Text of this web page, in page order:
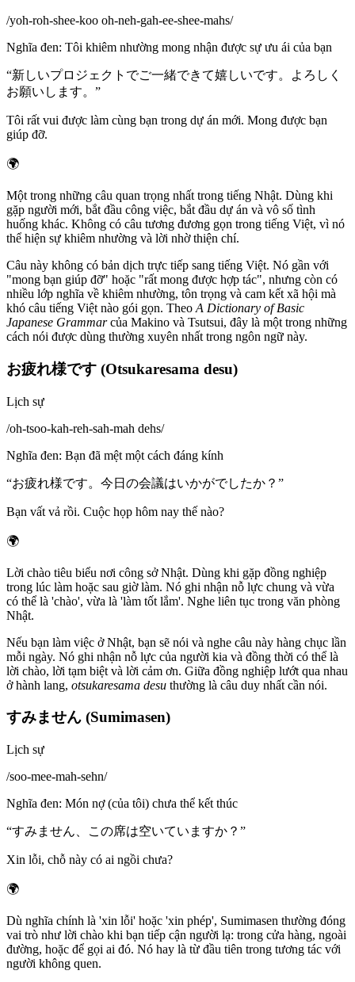
/yoh-roh-shee-koo oh-neh-gah-ee-shee-mahs/
Nghĩa đen: Tôi khiêm nhường mong nhận được sự ưu ái của bạn
“新しいプロジェクトでご一緒できて嬉しいです。よろしく
お願いします。 ”
Tôi rất vui được làm cùng bạn trong dự án mới. Mong được bạn
giúp đỡ.
🌍
Một trong những câu quan trọng nhất trong tiếng Nhật. Dùng khi
gặp người mới, bắt đầu công việc, bắt đầu dự án và vô số tình
huống khác. Không có câu tương đương gọn trong tiếng Việt, vì nó
thể hiện sự khiêm nhường và lời nhờ thiện chí.
Câu này không có bản dịch trực tiếp sang tiếng Việt. Nó gần với
"mong bạn giúp đỡ" hoặc "rất mong được hợp tác", nhưng còn có
nhiều lớp nghĩa về khiêm nhường, tôn trọng và cam kết xã hội mà
khó câu tiếng Việt nào gói gọn. Theo A Dictionary of Basic
Japanese Grammarcủa Makino và Tsutsui, đây là một trong những
cách nói được dùng thường xuyên nhất trong ngôn ngữ này.
お疲れ様です (Otsukaresama desu)
Lịch sự
/oh-tsoo-kah-reh-sah-mah dehs/
Nghĩa đen: Bạn đã mệt một cách đáng kính
“お疲れ様です。今日の会議はいかがでしたか？ ”
Bạn vất vả rồi. Cuộc họp hôm nay thế nào?
🌍
Lời chào tiêu biểu nơi công sở Nhật. Dùng khi gặp đồng nghiệp
trong lúc làm hoặc sau giờ làm. Nó ghi nhận nỗ lực chung và vừa
có thể là 'chào', vừa là 'làm tốt lắm'. Nghe liên tục trong văn phòng
Nhật.
Nếu bạn làm việc ở Nhật, bạn sẽ nói và nghe câu này hàng chục lần
mỗi ngày. Nó ghi nhận nỗ lực của người kia và đồng thời có thể là
lời chào, lời tạm biệt và lời cảm ơn. Giữa đồng nghiệp lướt qua nhau
ở hành lang, otsukaresama desu thường là câu duy nhất cần nói.
すみません (Sumimasen)
Lịch sự
/soo-mee-mah-sehn/
Nghĩa đen: Món nợ (của tôi) chưa thể kết thúc
“すみません、この席は空いていますか？ ”
Xin lỗi, chỗ này có ai ngồi chưa?
🌍
Dù nghĩa chính là 'xin lỗi' hoặc 'xin phép', Sumimasen thường đóng
vai trò như lời chào khi bạn tiếp cận người lạ: trong cửa hàng, ngoài
đường, hoặc để gọi ai đó. Nó hay là từ đầu tiên trong tương tác với
người không quen.